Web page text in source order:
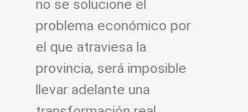
no se solucione el
problema económico por
el que atraviesa la
provincia, será imposible
llevar adelante una